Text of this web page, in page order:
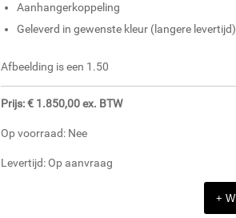
Aanhangerkoppeling
Geleverd in gewenste kleur (langere levertijd)
Afbeelding is een 1.50
Prijs: € 1.850,00 ex. BTW
Op voorraad: Nee
Levertijd: Op aanvraag